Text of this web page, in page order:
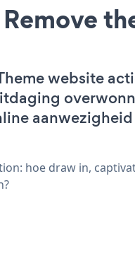
Remove
website
hoe draw in,